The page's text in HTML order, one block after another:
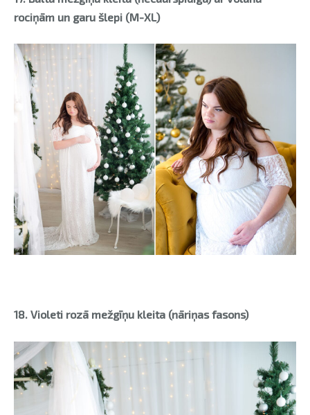
rociņām un garu šlepi (M-XL)
18. Violeti rozā mežgīņu kleita (nāriņas fasons)